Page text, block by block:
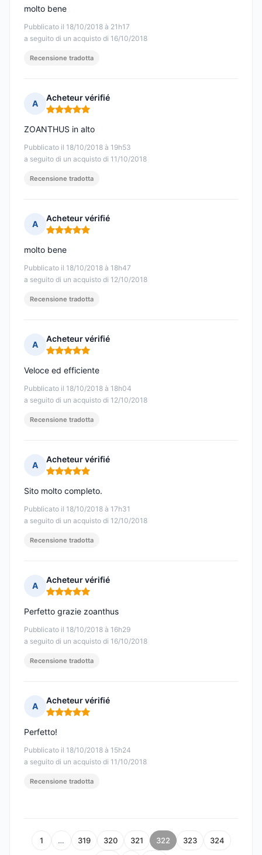
Pubblicato il 18/10/2018 à 21h17
a seguito di un acquisto di 16/10/2018
molto bene
Recensione tradotta
A
Acheteur vérifié
Nota: 5 su 5
Pubblicato il 18/10/2018 à 19h53
a seguito di un acquisto di 11/10/2018
ZOANTHUS in alto
Recensione tradotta
A
Acheteur vérifié
Nota: 5 su 5
Pubblicato il 18/10/2018 à 18h47
a seguito di un acquisto di 12/10/2018
molto bene
Recensione tradotta
A
Acheteur vérifié
Nota: 5 su 5
Pubblicato il 18/10/2018 à 18h04
a seguito di un acquisto di 12/10/2018
Veloce ed efficiente
Recensione tradotta
A
Acheteur vérifié
Nota: 5 su 5
Pubblicato il 18/10/2018 à 17h31
a seguito di un acquisto di 12/10/2018
Sito molto completo.
Recensione tradotta
A
Acheteur vérifié
Nota: 5 su 5
Pubblicato il 18/10/2018 à 16h29
a seguito di un acquisto di 16/10/2018
Perfetto grazie zoanthus
Recensione tradotta
A
Acheteur vérifié
Nota: 5 su 5
Pubblicato il 18/10/2018 à 15h24
a seguito di un acquisto di 11/10/2018
Perfetto!
Recensione tradotta
1 … 319 320 321 322 323 324